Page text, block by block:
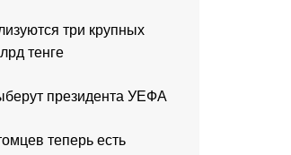
три крупных
тенге
президента УЕФА
теперь есть